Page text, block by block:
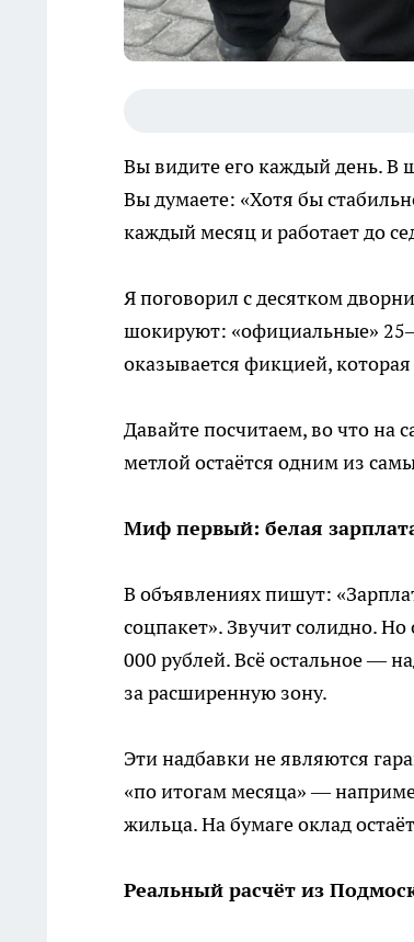
Вы видите его каждый день. В
Вы думаете: «Хотя бы
каждый месяц и работает до
Я поговорил с десятком
шокируют: «официальные»
оказывается фикцией,
Давайте посчитаем, во что на
метлой остаётся одним из
Миф первый: белая
В объявлениях пишут:
соцпакет». Звучит солидно.
000 рублей. Всё остальное —
за расширенную зону.
Эти надбавки не являются
«по итогам месяца» —
жильца. На бумаге оклад
Реальный расчёт из